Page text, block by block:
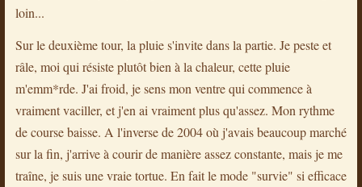
loin...
Sur le deuxième tour, la pluie s'invite dans la partie. Je peste et
râle, moi qui résiste plutôt bien à la chaleur, cette pluie
m'emm*rde. J'ai froid, je sens mon ventre qui commence à
vraiment vaciller, et j'en ai vraiment plus qu'assez. Mon rythme
de course baisse. A l'inverse de 2004 où j'avais beaucoup marché
sur la fin, j'arrive à courir de manière assez constante, mais je me
traîne, je suis une vraie tortue. En fait le mode "survie" si efficace